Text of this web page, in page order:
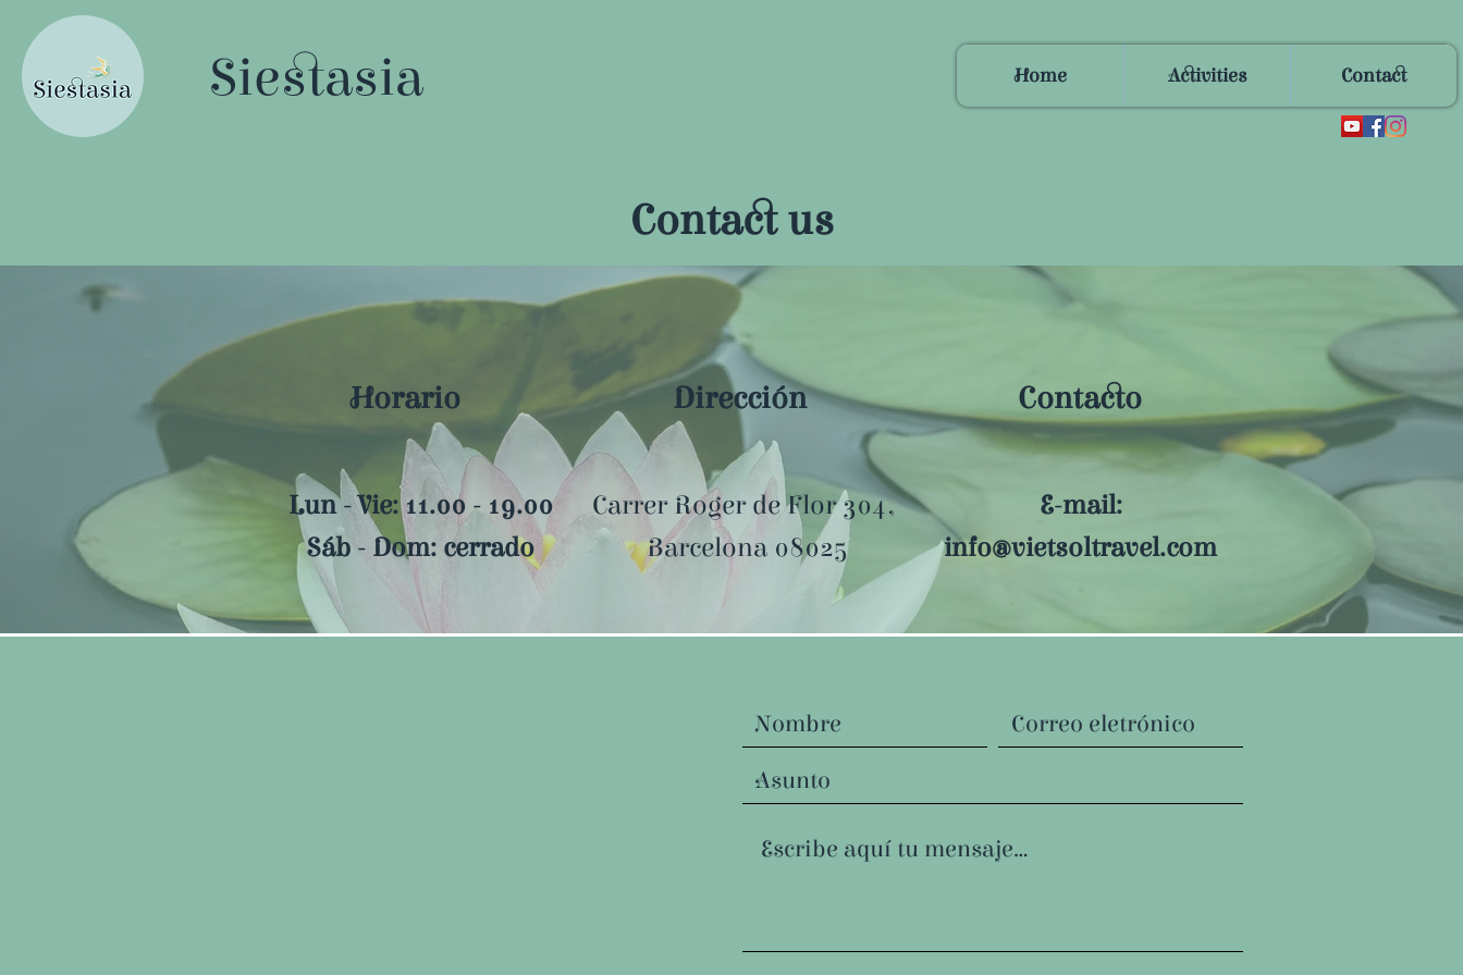
Siestasia Home Activities Contact
Contact us
Horario Dirección Contacto
Lun - Vie: 11.00 - 19.00
​Sáb - Dom: cerrado
Carrer Roger de Flor 304,
Barcelona 08025
E-mail:
info@vietsoltravel.com